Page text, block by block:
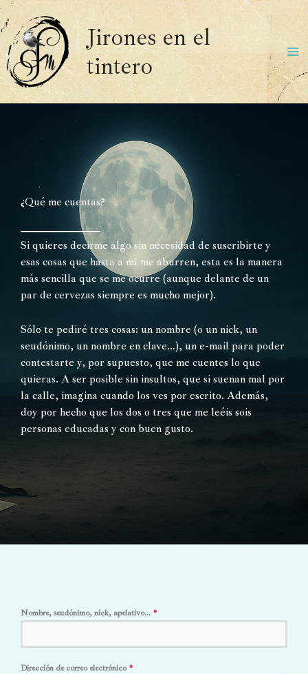
Ir
al
contenido
Jirones en el
tintero
¿Qué me cuentas?
Si quieres decirme algo sin necesidad de suscribirte y
esas cosas que hasta a mí me aburren, esta es la manera
más sencilla que se me ocurre (aunque delante de un
par de cervezas siempre es mucho mejor).
Sólo te pediré tres cosas: un nombre (o un nick, un
seudónimo, un nombre en clave…), un e-mail para poder
contestarte y, por supuesto, que me cuentes lo que
quieras. A ser posible sin insultos, que si suenan mal por
la calle, imagina cuando los ves por escrito. Además,
doy por hecho que los dos o tres que me leéis sois
personas educadas y con buen gusto.
Nombre, seudónimo, nick, apelativo... *
Dirección de correo electrónico *